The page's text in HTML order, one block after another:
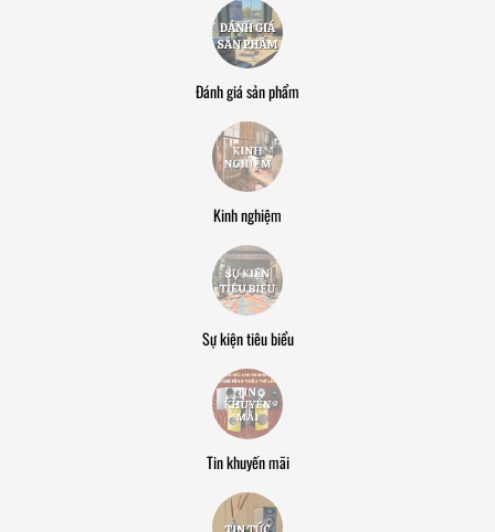
Đánh giá sản phẩm
Kinh nghiệm
Sự kiện tiêu biểu
Tin khuyến mãi